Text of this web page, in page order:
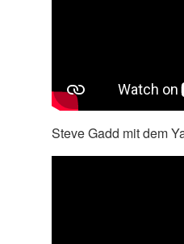
Steve Gadd mit dem